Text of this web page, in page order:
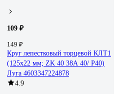
109 ₽
149 ₽
Круг лепестковый торцевой КЛТ1
(125x22 мм; ZK 40 38А 40/ Р40)
Луга 4603347224878
4.9